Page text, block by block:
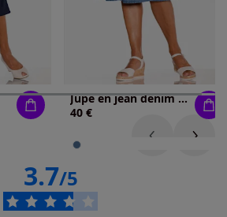
Jupe en jean denim doux
40 €
3.7/5